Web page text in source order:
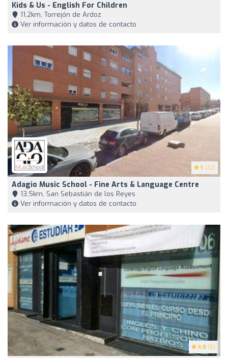
Kids & Us - English For Children
11,2km, Torrejón de Ardoz
Ver información y datos de contacto
5 (22)
Adagio Music School - Fine Arts & Language Centre
13,5km, San Sebastián de los Reyes
Ver información y datos de contacto
4.8 (6)